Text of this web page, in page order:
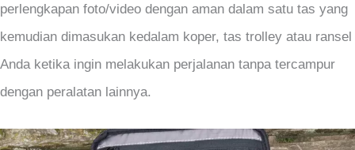
perlengkapan foto/video dengan aman dalam satu tas yang
kemudian dimasukan kedalam koper, tas trolley atau ransel
Anda ketika ingin melakukan perjalanan tanpa tercampur
dengan peralatan lainnya.